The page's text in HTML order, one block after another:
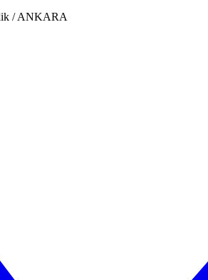
/ ANKARA